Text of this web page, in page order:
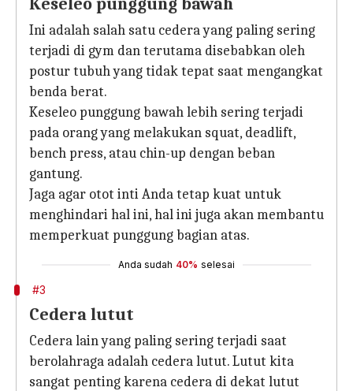
Ini adalah salah satu cedera yang paling sering
terjadi di gym dan terutama disebabkan oleh
postur tubuh yang tidak tepat saat mengangkat
benda berat.
Keseleo punggung bawah lebih sering terjadi
pada orang yang melakukan squat, deadlift,
bench press, atau chin-up dengan beban
gantung.
Jaga agar otot inti Anda tetap kuat untuk
menghindari hal ini, hal ini juga akan membantu
memperkuat punggung bagian atas.
Anda sudah 40% selesai
#3
Cedera lutut
Cedera lain yang paling sering terjadi saat
berolahraga adalah cedera lutut. Lutut kita
sangat penting karena cedera di dekat lutut